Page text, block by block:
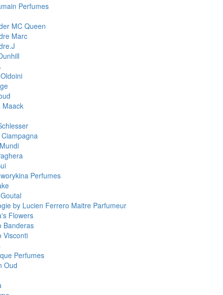
Perfumes
MC Queen
Marc
Maack
Perfumes
by Lucien Ferrero Maitre Parfumeur
Flowers
Banderas
Visconti
Perfumes
Oud